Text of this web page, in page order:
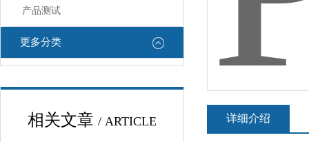
产品测试
更多分类
相关文章 / ARTICLE 详细介绍